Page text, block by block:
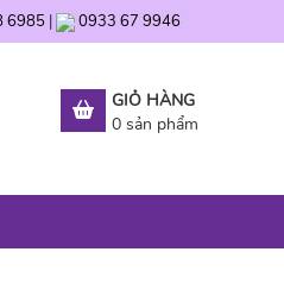
6985 | 0933 67 9946
GIỎ HÀNG
0 sản phẩm